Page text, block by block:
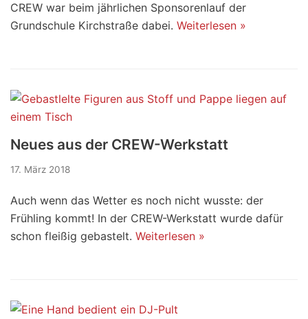
CREW war beim jährlichen Sponsorenlauf der
Grundschule Kirchstraße dabei. Weiterlesen »
Neues aus der CREW-Werkstatt
17. März 2018
Auch wenn das Wetter es noch nicht wusste: der
Frühling kommt! In der CREW-Werkstatt wurde dafür
schon fleißig gebastelt. Weiterlesen »